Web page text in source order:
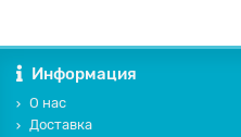
Информация
О нас
Доставка